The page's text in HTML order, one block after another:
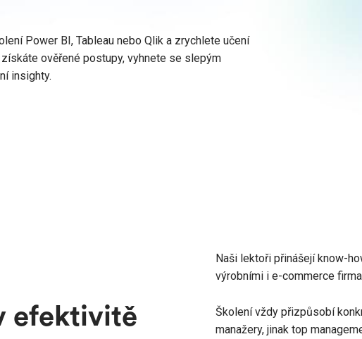
Power BI, Tableau nebo Qlik a zrychlete učení
ověřené postupy, vyhnete se slepým
insighty.
efektivitě
Naši lektoři přinášejí know-
výrobními i e-commerce
Školení vždy přizpůsobí
manažery, jinak top